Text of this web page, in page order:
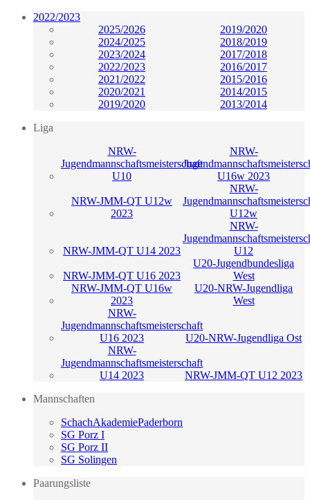
2022/2023
2025/2026
2019/2020
2024/2025
2018/2019
2023/2024
2017/2018
2022/2023
2016/2017
2021/2022
2015/2016
2020/2021
2014/2015
2019/2020
2013/2014
Liga
NRW-
Jugendmannschaftsmeisterschaft
U10
NRW-
U16w 2023
NRW-JMM-QT U12w
2023
NRW-
U12w
NRW-JMM-QT U14 2023
NRW-
U12
NRW-JMM-QT U16 2023
U20-Jugendbundesliga
West
NRW-JMM-QT U16w
2023
U20-NRW-Jugendliga
West
NRW-
Jugendmannschaftsmeisterschaft
U16 2023
U20-NRW-Jugendliga Ost
NRW-
Jugendmannschaftsmeisterschaft
U14 2023
NRW-JMM-QT U12 2023
Mannschaften
SchachAkademiePaderborn
SG Porz I
SG Porz II
SG Solingen
Paarungsliste